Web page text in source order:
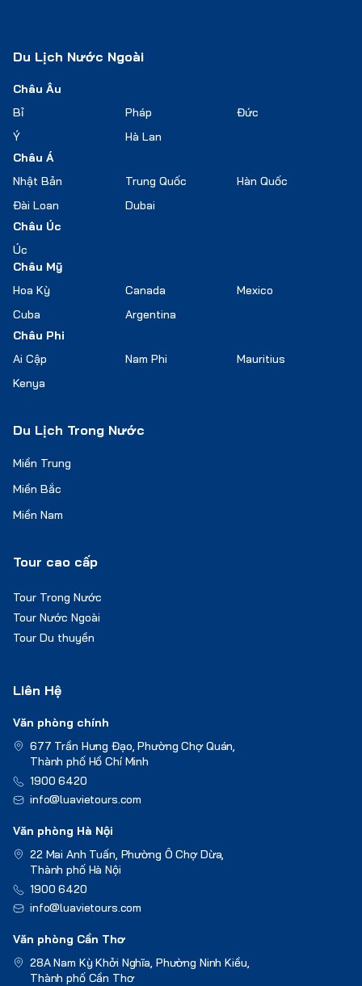
Du Lịch Nước Ngoài
Châu Âu
Bỉ
Pháp
Đức
Ý
Hà Lan
Châu Á
Nhật Bản
Trung Quốc
Hàn Quốc
Đài Loan
Dubai
Châu Úc
Úc
Châu Mỹ
Hoa Kỳ
Canada
Mexico
Cuba
Argentina
Châu Phi
Ai Cập
Nam Phi
Mauritius
Kenya
Du Lịch Trong Nước
Miền Trung
Miền Bắc
Miền Nam
Tour cao cấp
Tour Trong Nước
Tour Nước Ngoài
Tour Du thuyền
Liên Hệ
Văn phòng chính
677 Trần Hưng Đạo, Phường Chợ Quán,
Thành phố Hồ Chí Minh
1900 6420
info@luavietours.com
Văn phòng Hà Nội
22 Mai Anh Tuấn, Phường Ô Chợ Dừa,
Thành phố Hà Nội
1900 6420
info@luavietours.com
Văn phòng Cần Thơ
28A Nam Kỳ Khởi Nghĩa, Phường Ninh Kiều,
Thành phố Cần Thơ